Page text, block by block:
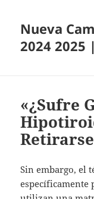
Nueva
2024 2025
«¿Sufre
Sin embargo, el
específicamente